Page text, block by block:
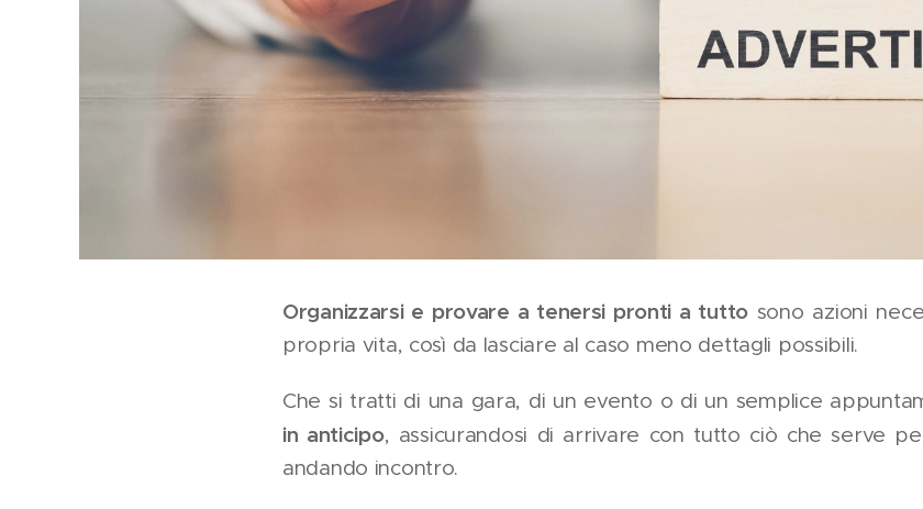
Organizzarsi e provare a tenersi pronti a tutto sono azioni
propria vita, così da lasciare al caso meno dettagli possibili.
Che si tratti di una gara, di un evento o di un semplice
in anticipo, assicurandosi di arrivare con tutto ciò che serve
andando incontro.